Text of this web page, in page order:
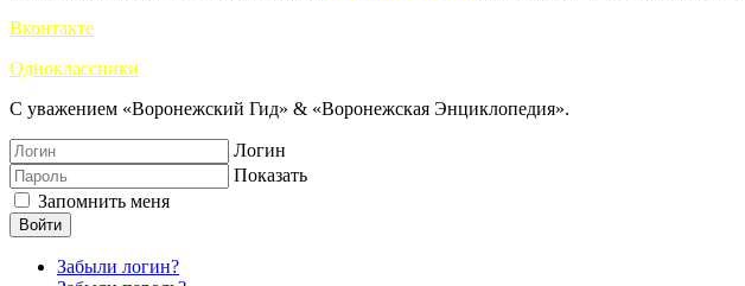
Вконтакте
Одноклассники
С уважением «Воронежский Гид» & «Воронежская Энциклопедия».
Логин
Показать
Запомнить меня
Войти
Забыли логин?